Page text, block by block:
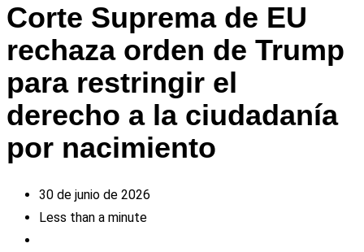
Corte Suprema de EU
rechaza orden de Trump
para restringir el
derecho a la ciudadanía
por nacimiento
30 de junio de 2026
Less than a minute